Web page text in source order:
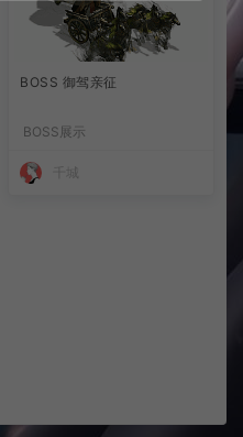
BOSS 御驾亲征
BOSS展示